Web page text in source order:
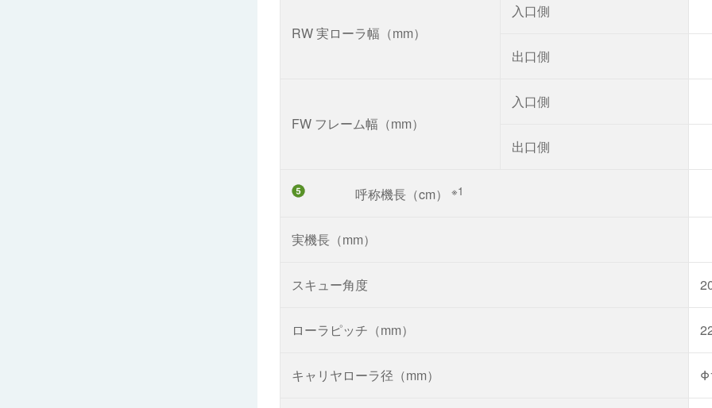
RW 実ローラ幅（mm）
入口側
出口側
FW フレーム幅（mm）
入口側
出口側
呼称機長（cm） ※1
実機長（mm）
スキュー角度
ローラピッチ（mm）
キャリヤローラ径（mm）